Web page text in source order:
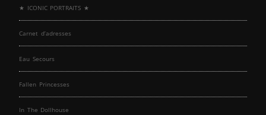
★ ICONIC PORTRAITS ★
Carnet d’adresses
Eau Secours
Fallen Princesses
In The Dollhouse